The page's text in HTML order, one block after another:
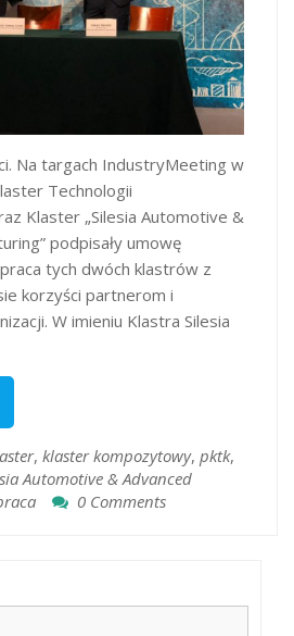
Na targach IndustryMeeting w
Technologii
Klaster „Silesia Automotive &
podpisały umowę
tych dwóch klastrów z
korzyści partnerom i
W imieniu Klastra Silesia
, klaster kompozytowy, pktk,
Automotive & Advanced
0 Comments